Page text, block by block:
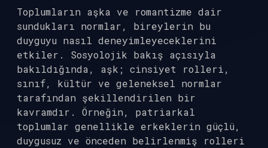
Toplumların aşka ve romantizme dair
sundukları normlar, bireylerin bu
duyguyu nasıl deneyimleyeceklerini
etkiler. Sosyolojik bakış açısıyla
bakıldığında, aşk; cinsiyet rolleri,
sınıf, kültür ve geleneksel normlar
tarafından şekillendirilen bir
kavramdır. Örneğin, patriarkal
toplumlar genellikle erkeklerin güçlü,
duygusuz ve önceden belirlenmiş rolleri